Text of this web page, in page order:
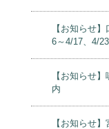
【お知らせ
6～4/17、4/
【お知らせ
内
【お知らせ